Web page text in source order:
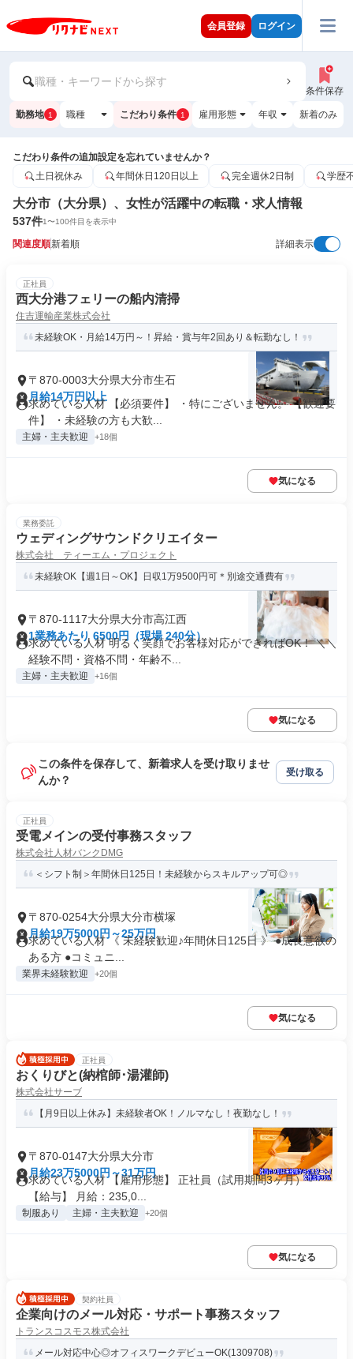
会員登録 ログイン
職種・キーワードから探す
条件保存
勤務地 1 職種 こだわり条件 1 雇用形態 年収 新着のみ
こだわり条件の追加設定を忘れていませんか？
土日祝休み
年間休日120日以上 完全週休2日制 学歴
大分市（大分県）、女性が活躍中の転職・求人情報
537件1〜100件目を表示中
関連度順新着順 詳細表示
正社員
西大分港フェリーの船内清掃
住吉運輸産業株式会社
未経験OK・月給14万円～！昇給・賞与年2回あり＆転勤なし！
〒870-0003大分県大分市生石
月給14万円以上
求めている人材 【必須要件】 ・特にございません。 【歓迎要
件】 ・未経験の方も大歓...
主婦・主夫歓迎 +18個
気になる
業務委託
ウェディングサウンドクリエイター
株式会社 ティーエム・プロジェクト
未経験OK【週1日～OK】日収1万9500円可＊別途交通費有
〒870-1117大分県大分市高江西
1業務あたり 6500円（現場 240分）
求めている人材 明るく笑顔でお客様対応ができればOK！ ＼＼
経験不問・資格不問・年齢不...
主婦・主夫歓迎 +16個
気になる
この条件を保存して、新着求人を受け取りませ
んか？
受け取る
正社員
受電メインの受付事務スタッフ
株式会社人材バンクDMG
＜シフト制＞年間休日125日！未経験からスキルアップ可◎
〒870-0254大分県大分市横塚
月給19万5000円～25万円
求めている人材 《 未経験歓迎♪年間休日125日 》 ●成長意欲の
ある方 ●コミュニ...
業界未経験歓迎 +20個
気になる
正社員
おくりびと(納棺師･湯灌師)
株式会社サーブ
【月9日以上休み】未経験者OK！ノルマなし！夜勤なし！
〒870-0147大分県大分市
月給23万5000円～31万円
求めている人材 【雇用形態】 正社員（試用期間3ヶ月） -
【給与】 月給：235,0...
制服あり 主婦・主夫歓迎 +20個
気になる
契約社員
企業向けのメール対応・サポート事務スタッフ
トランスコスモス株式会社
メール対応中心◎オフィスワークデビューOK(1309708)